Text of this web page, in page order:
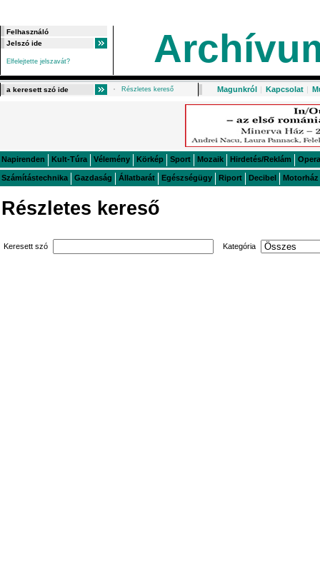
Elfelejtette jelszavát?
Részletes kereső Magunkról | Kapcsolat |
Napirenden Kult-Túra Vélemény Körkép Sport Mozaik Hirdetés/Reklám Opera
Számítástechnika Gazdaság Állatbarát Egészségügy Riport Decibel Motorház
Részletes kereső
Keresett szó Kategória